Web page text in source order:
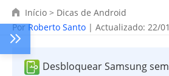
Início > Dicas de Android
PorRoberto Santo | Actualizado: 22/
Desbloquear Samsung